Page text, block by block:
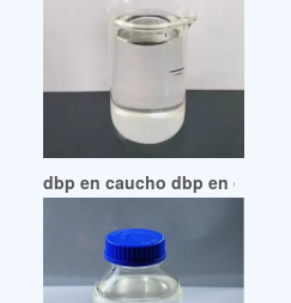
dbp en caucho dbp en